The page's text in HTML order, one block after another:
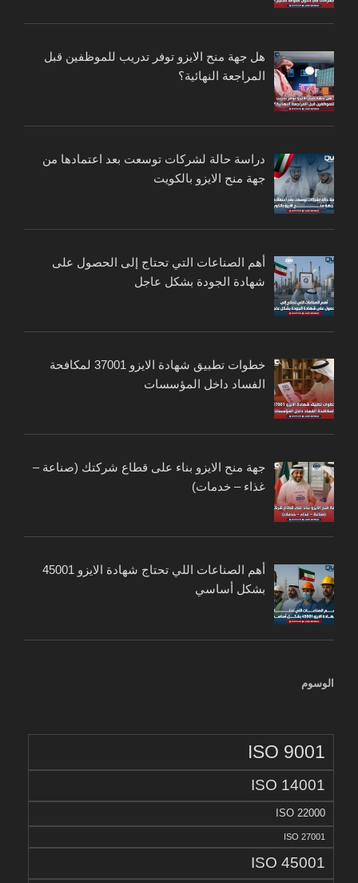
هل جهة منح الايزو توفر تدريب للموظفين قبل
المراجعة النهائية؟
دراسة حالة لشركات توسعت بعد اعتمادها من
جهة منح الايزو بالكويت
أهم الصناعات التي تحتاج إلى الحصول على
شهادة الجودة بشكل عاجل
خطوات تطبيق شهادة الايزو 37001 لمكافحة
الفساد داخل المؤسسات
جهة منح الايزو بناء على قطاع شركتك (صناعة –
غذاء – خدمات)
أهم الصناعات اللي تحتاج شهادة الايزو 45001
بشكل أساسي
الوسوم
ISO 9001
ISO 14001
ISO 22000
ISO 27001
ISO 45001